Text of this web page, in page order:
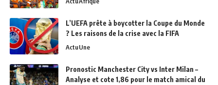
L’UEFA prête à boycotter la Coupe du Monde
? Les raisons de la crise avec la FIFA
ActuUne
Pronostic Manchester City vs Inter Milan –
Analyse et cote 1,86 pour le match amical du